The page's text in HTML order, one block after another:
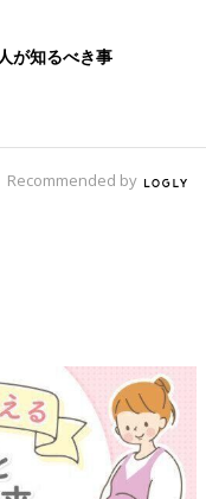
が知るべき事
Recommended by